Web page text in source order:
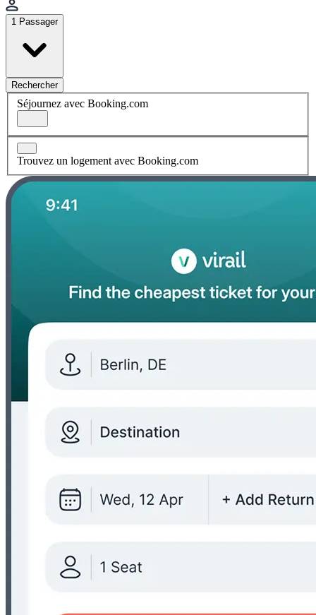
1 Passager
Rechercher
Séjournez avec Booking.com
Trouvez un logement avec Booking.com